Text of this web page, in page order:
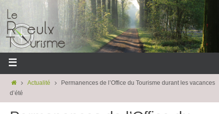
Actualité
Permanences de l’Office du Tourisme durant les vacances
d’été